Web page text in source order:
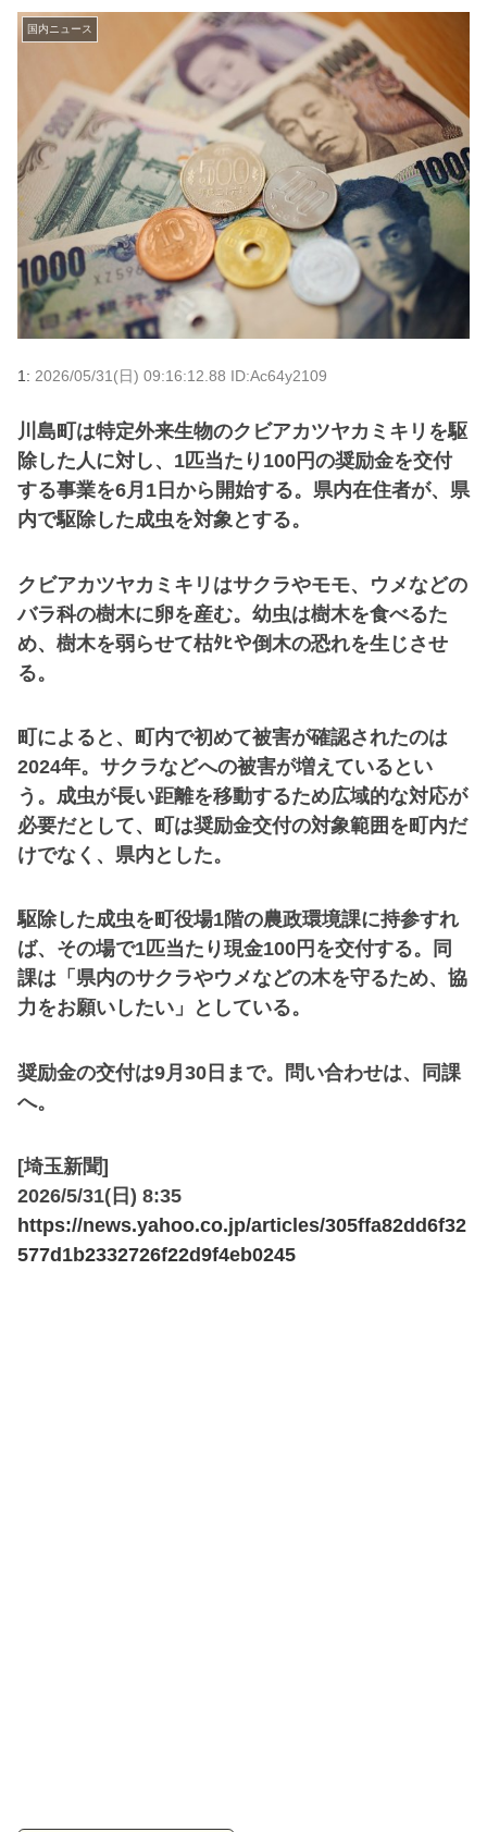
国内ニュース
1: 2026/05/31(日) 09:16:12.88 ID:Ac64y2109
川島町は特定外来生物のクビアカツヤカミキリを駆
除した人に対し、1匹当たり100円の奨励金を交付
する事業を6月1日から開始する。県内在住者が、県
内で駆除した成虫を対象とする。
クビアカツヤカミキリはサクラやモモ、ウメなどの
バラ科の樹木に卵を産む。幼虫は樹木を食べるた
め、樹木を弱らせて枯ﾀﾋや倒木の恐れを生じさせ
る。
町によると、町内で初めて被害が確認されたのは
2024年。サクラなどへの被害が増えているとい
う。成虫が長い距離を移動するため広域的な対応が
必要だとして、町は奨励金交付の対象範囲を町内だ
けでなく、県内とした。
駆除した成虫を町役場1階の農政環境課に持参すれ
ば、その場で1匹当たり現金100円を交付する。同
課は「県内のサクラやウメなどの木を守るため、協
力をお願いしたい」としている。
奨励金の交付は9月30日まで。問い合わせは、同課
へ。
[埼玉新聞]
2026/5/31(日) 8:35
https://news.yahoo.co.jp/articles/305ffa82dd6f32
577d1b2332726f22d9f4eb0245